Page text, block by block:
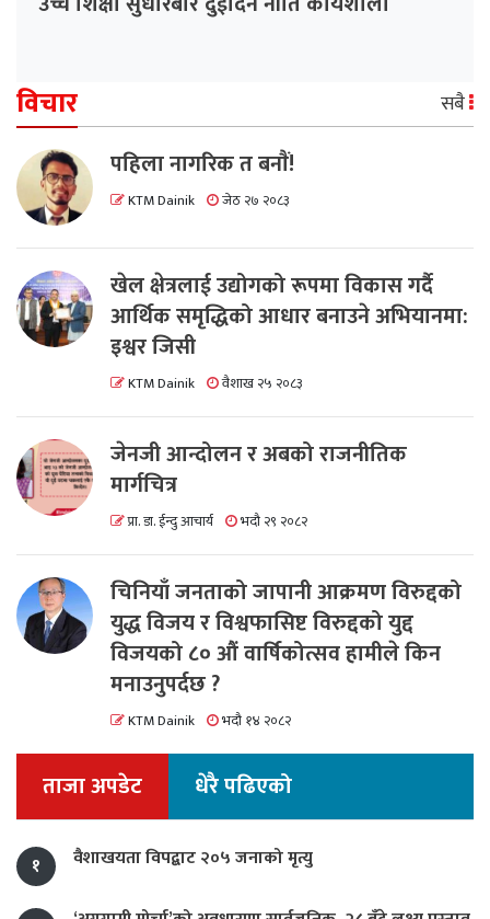
विचार सबै
पहिला नागरिक त बनाैं!
KTM Dainik जेठ २७ २०८३
खेल क्षेत्रलाई उद्योगको रूपमा विकास गर्दै
आर्थिक समृद्धिको आधार बनाउने अभियानमा:
इश्वर जिसी
KTM Dainik वैशाख २५ २०८३
जेनजी आन्दोलन र अबको राजनीतिक
मार्गचित्र
प्रा. डा. ईन्दु आचार्य भदौ २९ २०८२
चिनियाँ जनताको जापानी आक्रमण विरुद्दको
युद्ध विजय र विश्वफासिष्ट विरुद्दको युद्द
विजयको ८० औं वार्षिकोत्सव हामीले किन
मनाउनुपर्दछ ?
KTM Dainik भदौ १४ २०८२
ताजा अपडेट धेरै पढिएको
१ वैशाखयता विपद्बाट २०५ जनाको मृत्यु